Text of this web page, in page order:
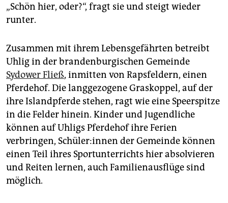
„Schön hier, oder?“, fragt sie und steigt wieder
runter.
Zusammen mit ihrem Lebensgefährten betreibt
Uhlig in der brandenburgischen Gemeinde
Sydower Fließ, inmitten von Rapsfeldern, einen
Pferdehof. Die langgezogene Graskoppel, auf der
ihre Islandpferde stehen, ragt wie eine Speerspitze
in die Felder hinein. Kinder und Jugendliche
können auf Uhligs Pferdehof ihre Ferien
verbringen, Schü­le­r:in­nen der Gemeinde können
einen Teil ihres Sportunterrichts hier absolvieren
und Reiten lernen, auch Familienausflüge sind
möglich.